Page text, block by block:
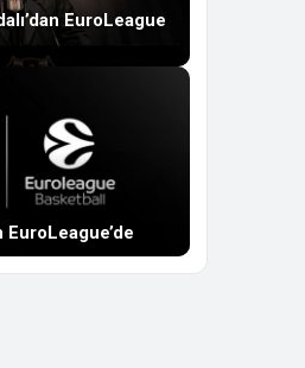
EuroLeague